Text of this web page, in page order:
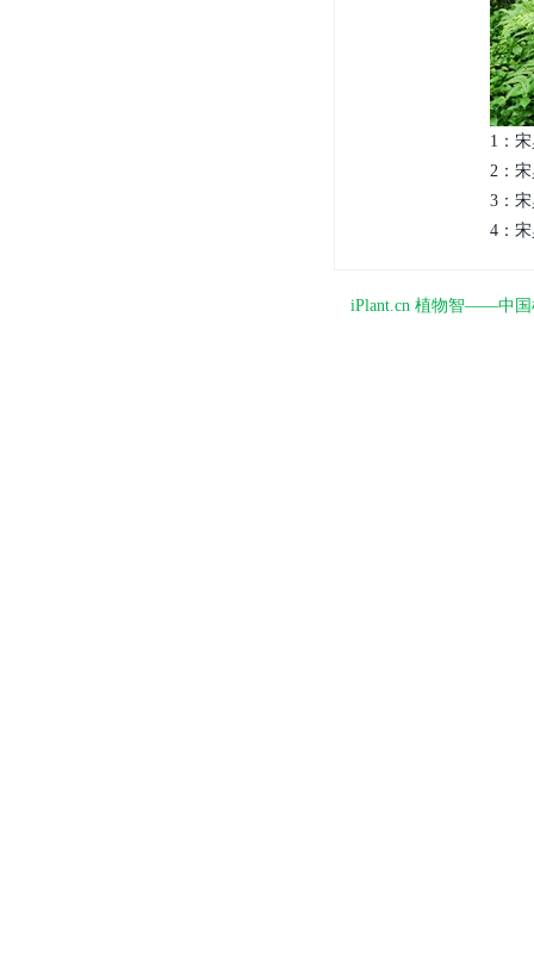
1：
2：
3：
4：
iPlant.cn 植物智——中国